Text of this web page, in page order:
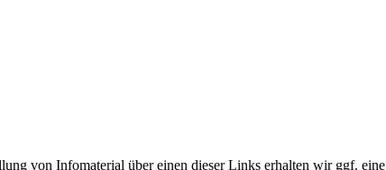
von Infomaterial über einen dieser Links erhalten wir ggf.